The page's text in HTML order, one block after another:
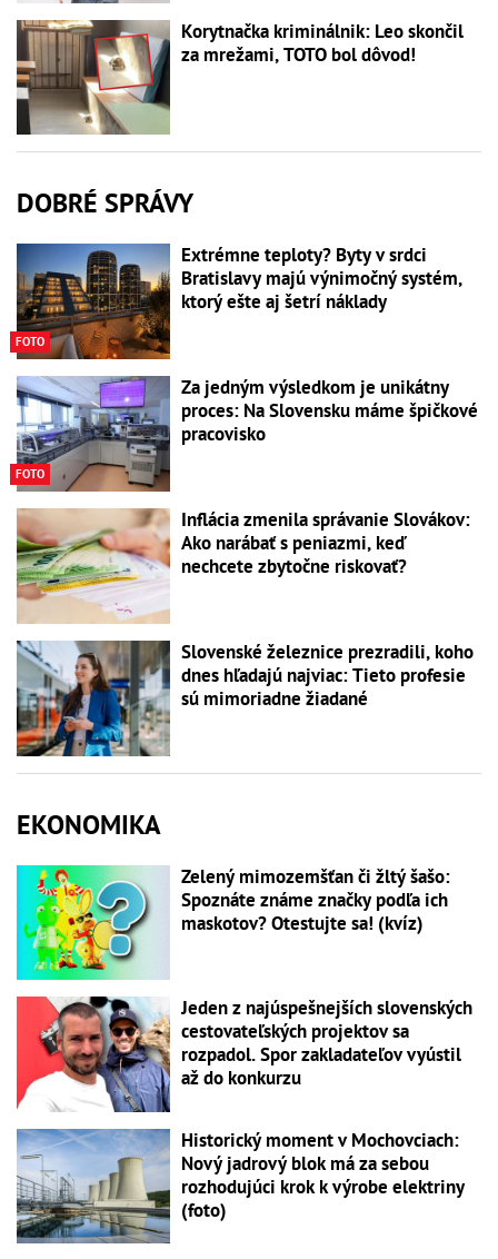
Korytnačka kriminálnik: Leo skončil
za mrežami, TOTO bol dôvod!
DOBRÉ SPRÁVY
FOTO
Extrémne teploty? Byty v srdci
Bratislavy majú výnimočný systém,
ktorý ešte aj šetrí náklady
FOTO
Za jedným výsledkom je unikátny
proces: Na Slovensku máme špičkové
pracovisko
Inflácia zmenila správanie Slovákov:
Ako narábať s peniazmi, keď
nechcete zbytočne riskovať?
Slovenské železnice prezradili, koho
dnes hľadajú najviac: Tieto profesie
sú mimoriadne žiadané
EKONOMIKA
Zelený mimozemšťan či žltý šašo:
Spoznáte známe značky podľa ich
maskotov? Otestujte sa! (kvíz)
Jeden z najúspešnejších slovenských
cestovateľských projektov sa
rozpadol. Spor zakladateľov vyústil
až do konkurzu
Historický moment v Mochovciach:
Nový jadrový blok má za sebou
rozhodujúci krok k výrobe elektriny
(foto)